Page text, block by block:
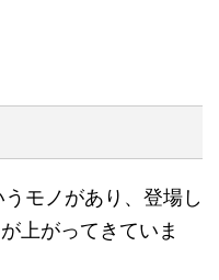
モノがあり、登場し
上がってきていま